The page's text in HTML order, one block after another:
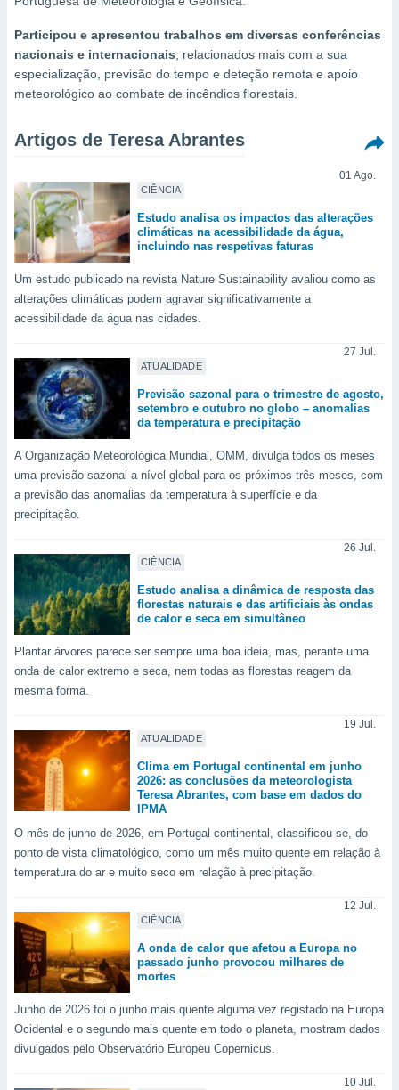
botão
ao
a
no
como
um perfil
lhe
e
com
Pode
e
a
parte
a
cookies,
a
site
para
não
ou
Pode
de
ao
através
CONFIGURAÇÕES
Participou e apresentou trabalhos em diversas conferências
nacionais e internacionais, relacionados mais com a sua
especialização, previsão do tempo e deteção remota e apoio
meteorológico ao combate de incêndios florestais.
Artigos de Teresa Abrantes
CIÊNCIA
01 Ago.
Estudo analisa os impactos das alterações
climáticas na acessibilidade da água,
incluindo nas respetivas faturas
Um estudo publicado na revista Nature Sustainability avaliou como as
alterações climáticas podem agravar significativamente a
acessibilidade da água nas cidades.
ATUALIDADE
27 Jul.
Previsão sazonal para o trimestre de agosto,
setembro e outubro no globo – anomalias
da temperatura e precipitação
A Organização Meteorológica Mundial, OMM, divulga todos os meses
uma previsão sazonal a nível global para os próximos três meses, com
a previsão das anomalias da temperatura à superfície e da
precipitação.
CIÊNCIA
26 Jul.
Estudo analisa a dinâmica de resposta das
florestas naturais e das artificiais às ondas
de calor e seca em simultâneo
Plantar árvores parece ser sempre uma boa ideia, mas, perante uma
onda de calor extremo e seca, nem todas as florestas reagem da
mesma forma.
ATUALIDADE
19 Jul.
Clima em Portugal continental em junho
2026: as conclusões da meteorologista
Teresa Abrantes, com base em dados do
IPMA
O mês de junho de 2026, em Portugal continental, classificou-se, do
ponto de vista climatológico, como um mês muito quente em relação à
temperatura do ar e muito seco em relação à precipitação.
CIÊNCIA
12 Jul.
A onda de calor que afetou a Europa no
passado junho provocou milhares de
mortes
Junho de 2026 foi o junho mais quente alguma vez registado na Europa
Ocidental e o segundo mais quente em todo o planeta, mostram dados
divulgados pelo Observatório Europeu Copernicus.
10 Jul.